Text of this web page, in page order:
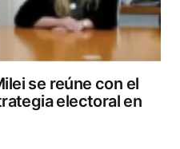
se reúne con el
electoral en